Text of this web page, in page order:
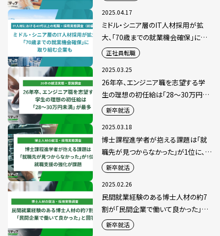
2025.04.17
ミドル・シニア層のIT人材採用が拡
大、「70歳までの就業機会確保」に取
り組む企業も
正社員転職
2025.03.25
26年卒、エンジニア職を志望する学
生の理想の初任給は「28～30万円未
満」が最多
新卒就活
2025.03.18
博士課程進学者が抱える課題は「就
職先が見つからなかった」が1位に、
就職支援の強化が課題
新卒就活
2025.02.26
民間就業経験のある博士人材の約7
割が「民間企業で働いて良かった」と
回答
新卒就活